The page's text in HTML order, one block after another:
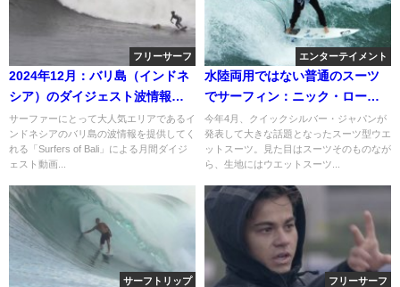
フリーサーフ
2024年12月：バリ島（インドネ
シア）のダイジェスト波情報動
画
サーファーにとって大人気エリアであるイ
ンドネシアのバリ島の波情報を提供してく
れる「Surfers of Bali」による月間ダイジ
ェスト動画...
エンターテイメント
水陸両用ではない普通のスーツ
でサーフィン：ニック・ローザ&
ルーク・デイヴィス
今年4月、クイックシルバー・ジャパンが
発表して大きな話題となったスーツ型ウエ
ットスーツ。見た目はスーツそのものなが
ら、生地にはウエットスーツ...
サーフトリップ フリーサーフ